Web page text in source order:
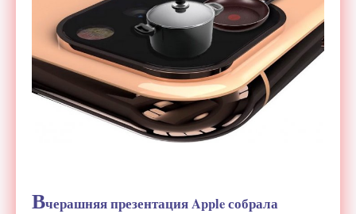
Вчерашняя презентация Apple собрала